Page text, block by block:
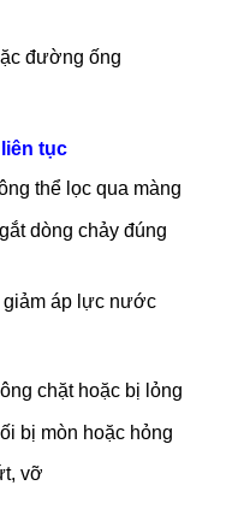
đường ống
tục
thể lọc qua màng
dòng chảy đúng
giảm áp lực nước
chặt hoặc bị lỏng
bị mòn hoặc hỏng
vỡ